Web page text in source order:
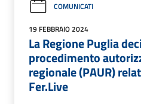
COMUNICATI
19 FEBBRAIO 2024
La Regione Puglia
procedimento
regionale (PAUR)
Fer.Live